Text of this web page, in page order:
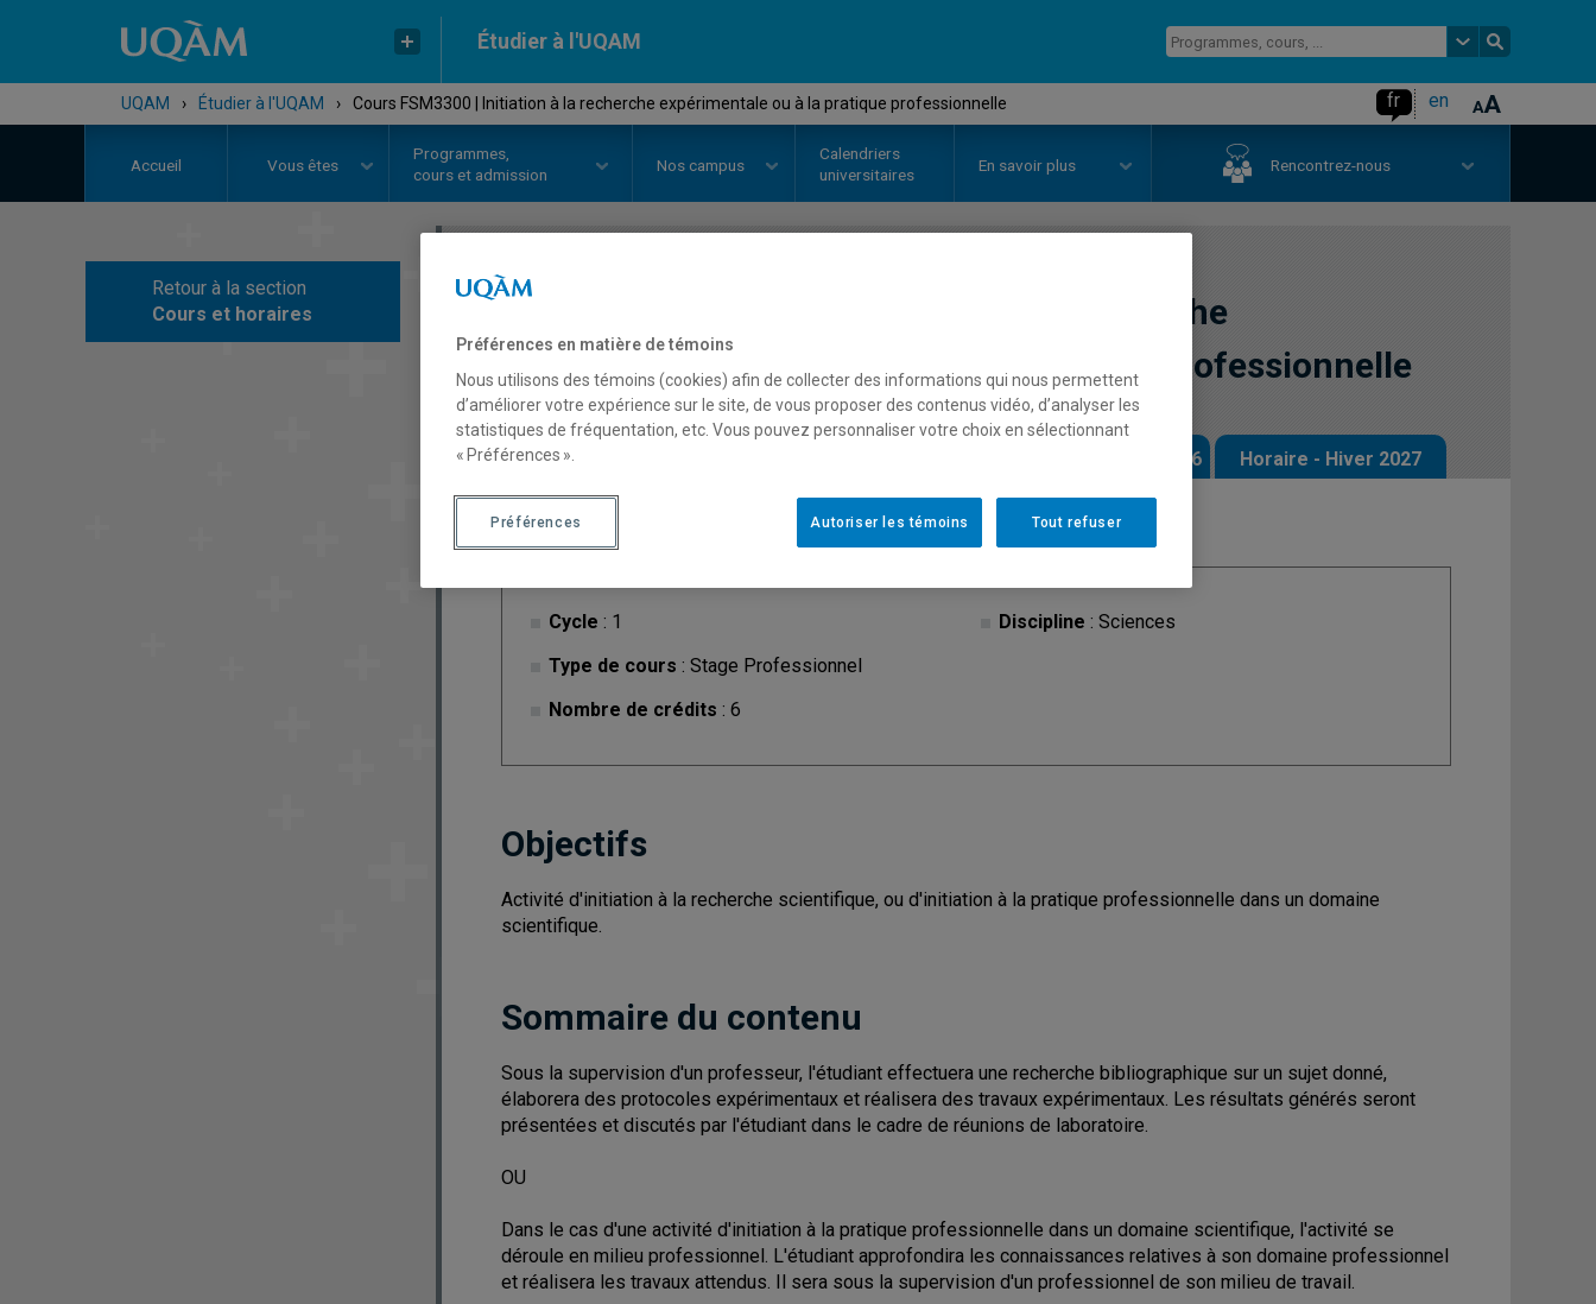
Étudier à l'UQAM
UQAM › Étudier à l'UQAM › Cours FSM3300 | Initiation à la recherche expérimentale ou à la pratique professionnelle fr en
Accueil Vous êtes
Programmes,
cours et admission
Nos campus
Calendriers
universitaires
En savoir plus Rencontrez-nous
Retour à la section
Cours et horaires
Initiation à la recherche
expérimentale ou à la pratique professionnelle
Description Horaire - Automne 2026 Horaire - Hiver 2027
Cycle : 1
Type de cours : Stage Professionnel
Nombre de crédits : 6
Discipline : Sciences
Objectifs
Activité d'initiation à la recherche scientifique, ou d'initiation à la pratique professionnelle dans un domaine
scientifique.
Sommaire du contenu
Sous la supervision d'un professeur, l'étudiant effectuera une recherche bibliographique sur un sujet donné,
élaborera des protocoles expérimentaux et réalisera des travaux expérimentaux. Les résultats générés seront
présentées et discutés par l'étudiant dans le cadre de réunions de laboratoire.
OU
Dans le cas d'une activité d'initiation à la pratique professionnelle dans un domaine scientifique, l'activité se
déroule en milieu professionnel. L'étudiant approfondira les connaissances relatives à son domaine professionnel
et réalisera les travaux attendus. Il sera sous la supervision d'un professionnel de son milieu de travail.
Préférences en matière de témoins
Nous utilisons des témoins (cookies) afin de collecter des informations qui nous permettent
d’améliorer votre expérience sur le site, de vous proposer des contenus vidéo, d’analyser les
statistiques de fréquentation, etc. Vous pouvez personnaliser votre choix en sélectionnant
« Préférences ».
Tout refuser
Autoriser les témoins
Préférences